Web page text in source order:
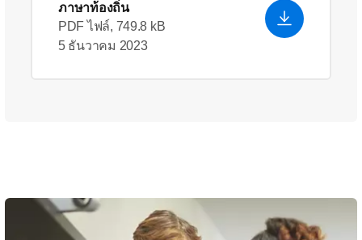
ภาษาท้องถิ่น
PDF ไฟล์, 749.8 kB
5 ธันวาคม 2023